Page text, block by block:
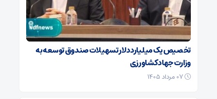
تخصیص یک میلیارد دلار تسهیلات صندوق توسعه به
وزارت جهاد کشاورزی